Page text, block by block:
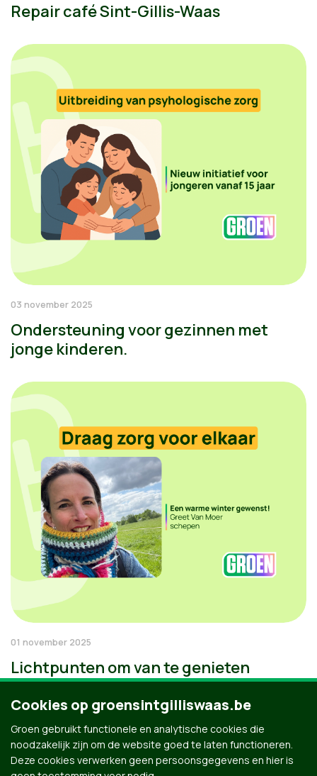
Repair café Sint-Gillis-Waas
03 november 2025
Ondersteuning voor gezinnen met
jonge kinderen.
01 november 2025
Lichtpunten om van te genieten
Cookies op groensintgilliswaas.be
Groen gebruikt functionele en analytische cookies die
noodzakelijk zijn om de website goed te laten functioneren.
Deze cookies verwerken geen persoonsgegevens en hier is